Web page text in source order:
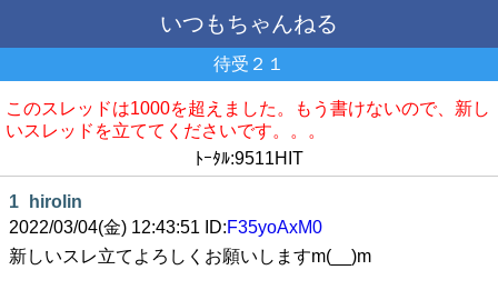
いつもちゃんねる
待受２１
このスレッドは1000を超えました。もう書けないので、新し
いスレッドを立ててくださいです。。。
ﾄｰﾀﾙ:9511HIT
1
hirolin
2022/03/04(金) 12:43:51 ID:F35yoAxM0
新しいスレ立てよろしくお願いしますm(__)m